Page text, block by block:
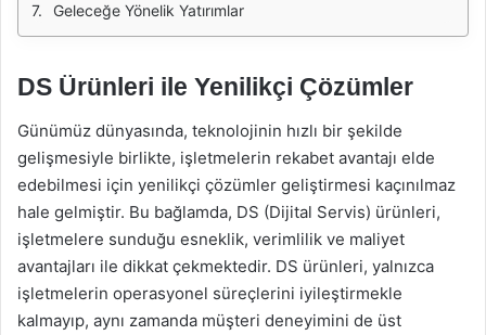
Geleceğe Yönelik Yatırımlar
DS Ürünleri ile Yenilikçi Çözümler
Günümüz dünyasında, teknolojinin hızlı bir şekilde
gelişmesiyle birlikte, işletmelerin rekabet avantajı elde
edebilmesi için yenilikçi çözümler geliştirmesi kaçınılmaz
hale gelmiştir. Bu bağlamda, DS (Dijital Servis) ürünleri,
işletmelere sunduğu esneklik, verimlilik ve maliyet
avantajları ile dikkat çekmektedir. DS ürünleri, yalnızca
işletmelerin operasyonel süreçlerini iyileştirmekle
kalmayıp, aynı zamanda müşteri deneyimini de üst